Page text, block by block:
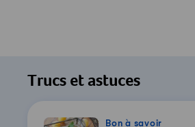
Trucs et astuces
Bon à savoir